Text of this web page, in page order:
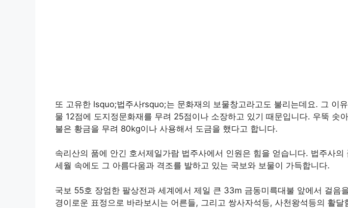
또 고유한 lsquo;법주사rsquo;는 문화재의 보물창고라고도 불리는데요. 그 이
물 12점에 도지정문화재를 무려 25점이나 소장하고 있기 때문입니다. 우뚝 솟
불은 황금을 무려 80kg이나 사용해서 도금을 했다고 합니다.
속리산의 품에 안긴 호서제일가람 법주사에서 인원은 힘을 얻습니다. 법주사의
세월 속에도 그 아름다움과 격조를 발하고 있는 국보와 보물이 가득합니다.
국보 55호 장엄한 팔상전과 세계에서 제일 큰 33m 금동미륵대불 앞에서 걸음
경이로운 표정으로 바라보시는 어른들, 그리고 쌍사자석등, 사천왕석등의 활달